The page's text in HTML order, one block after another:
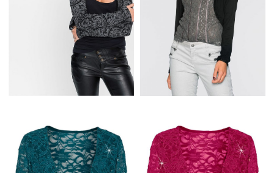
JASNO SZARE
BOLERKO WE WZORY
CZARNE BOLERKO Z
DŁUGIM RĘKAWEM